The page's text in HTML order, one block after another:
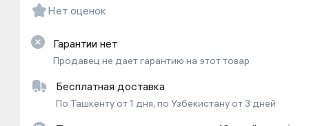
Cопутствующие товары
Батарейки и аккумуляторы
Кабели
Нет оценок
Гарантии нет
Продавец не дает гарантию на этот товар
Бесплатная доставка
По Ташкенту от 1 дня, по Узбекистану от 3 дней